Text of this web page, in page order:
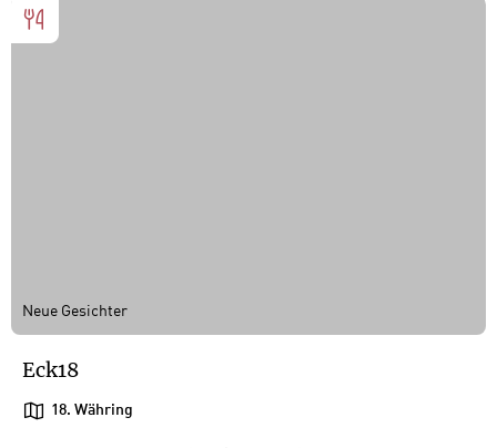
Neue Gesichter
Eck18
18. Währing